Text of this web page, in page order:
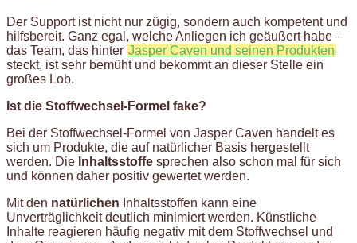
Der Support ist nicht nur zügig, sondern auch kompetent und
hilfsbereit. Ganz egal, welche Anliegen ich geäußert habe –
das Team, das hinter Jasper Caven und seinen Produkten
steckt, ist sehr bemüht und bekommt an dieser Stelle ein
großes Lob.
Ist die Stoffwechsel-Formel fake?
Bei der Stoffwechsel-Formel von Jasper Caven handelt es
sich um Produkte, die auf natürlicher Basis hergestellt
werden. Die Inhaltsstoffe sprechen also schon mal für sich
und können daher positiv gewertet werden.
Mit den natürlichen Inhaltsstoffen kann eine
Unverträglichkeit deutlich minimiert werden. Künstliche
Inhalte reagieren häufig negativ mit dem Stoffwechsel und